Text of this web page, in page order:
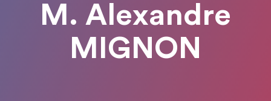
M. Alexandre
MIGNON